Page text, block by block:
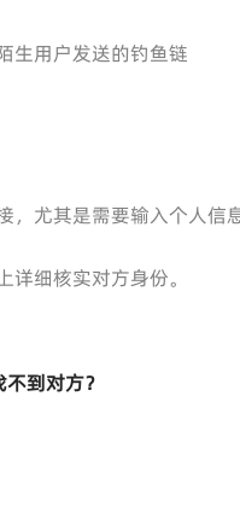
生用户发送的钓鱼链
，尤其是需要输入个人信
细核实对方身份。
到对方？